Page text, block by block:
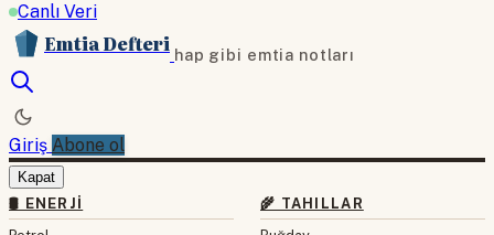
Canlı Veri
Emtia Defteri hap gibi emtia notları
Giriş Abone ol
Kapat
🛢 ENERJI
🌾 TAHILLAR